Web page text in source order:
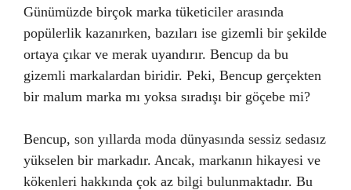
Günümüzde birçok marka tüketiciler arasında
popülerlik kazanırken, bazıları ise gizemli bir şekilde
ortaya çıkar ve merak uyandırır. Bencup da bu
gizemli markalardan biridir. Peki, Bencup gerçekten
bir malum marka mı yoksa sıradışı bir göçebe mi?
Bencup, son yıllarda moda dünyasında sessiz sedasız
yükselen bir markadır. Ancak, markanın hikayesi ve
kökenleri hakkında çok az bilgi bulunmaktadır. Bu